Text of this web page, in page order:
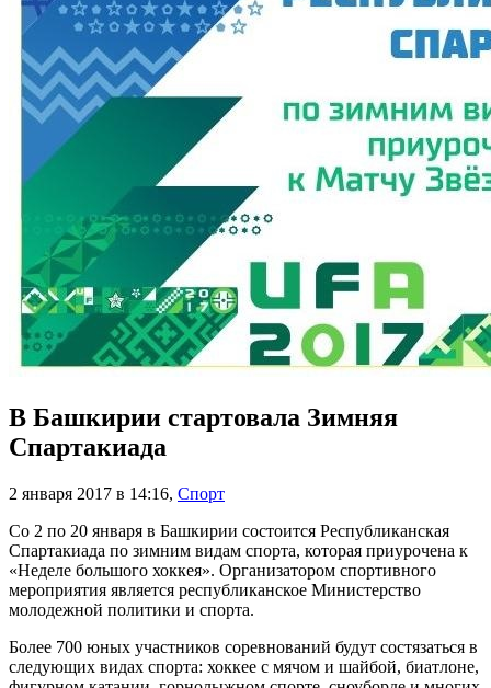
В Башкирии стартовала Зимняя
Спартакиада
2 января 2017 в 14:16, Спорт
Со 2 по 20 января в Башкирии состоится Республиканская
Спартакиада по зимним видам спорта, которая приурочена к
«Неделе большого хоккея». Организатором спортивного
мероприятия является республиканское Министерство
молодежной политики и спорта.
Более 700 юных участников соревнований будут состязаться в
следующих видах спорта: хоккее с мячом и шайбой, биатлоне,